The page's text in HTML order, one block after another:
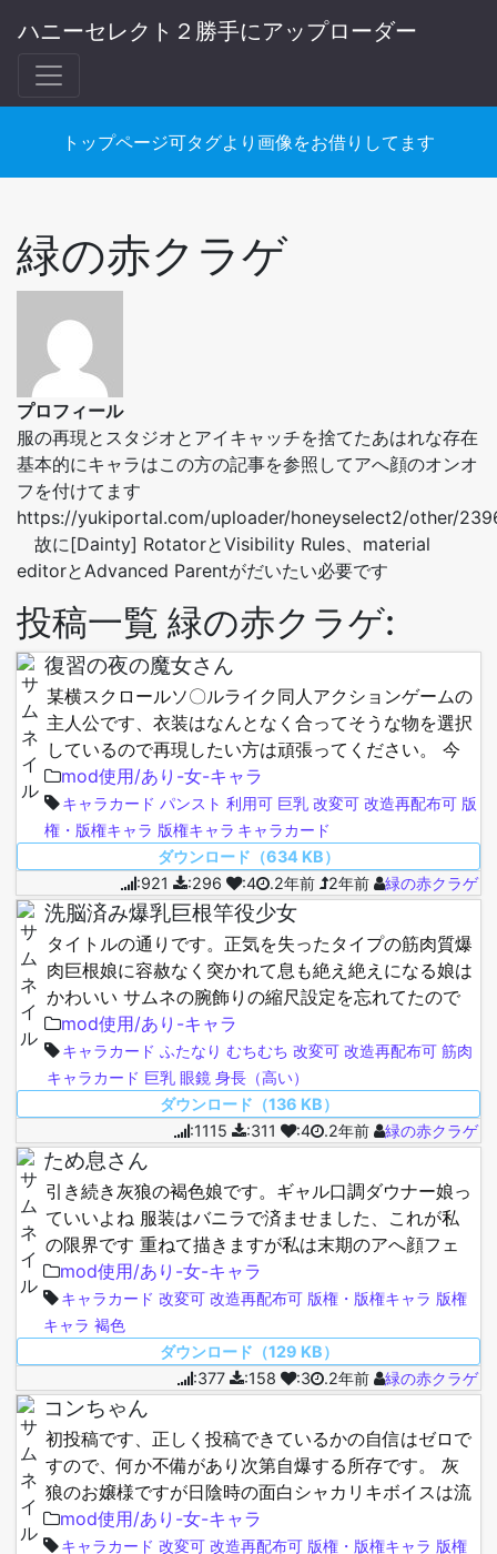
ハニーセレクト２勝手にアップローダー
トップページ可タグより画像をお借りしてます
緑の赤クラゲ
プロフィール
服の再現とスタジオとアイキャッチを捨てたあはれな存在
基本的にキャラはこの方の記事を参照してアへ顔のオンオ
フを付けてます
https://yukiportal.com/uploader/honeyselect2/other/
故に[Dainty] RotatorとVisibility Rules、material
editorとAdvanced Parentがだいたい必要です
投稿一覧 緑の赤クラゲ:
復習の夜の魔女さん
某横スクロールソ〇ルライク同人アクションゲームの
主人公です、衣装はなんとなく合ってそうな物を選択
しているので再現したい方は頑張ってください。 今
回の顔タイプはaquan様の[aq.type.12]を用いてま
す、必須です。…
mod使用/あり-女-キャラ
キャラカード パンスト 利用可 巨乳 改変可 改造再配布可 版
権・版権キャラ 版権キャラ キャラカード
ダウンロード（634 KB）
:921
:296 :4 .2年前 2年前 緑の赤クラゲ
洗脳済み爆乳巨根竿役少女
タイトルの通りです。正気を失ったタイプの筋肉質爆
肉巨根娘に容赦なく突かれて息も絶え絶えになる娘は
かわいい サムネの腕飾りの縮尺設定を忘れてたので
直しました(4/21 12:21) 例に漏れず手袋を外したらア
ヘるので、見…
mod使用/あり-キャラ
キャラカード ふたなり むちむち 改変可 改造再配布可 筋肉
キャラカード 巨乳 眼鏡 身長（高い）
ダウンロード（136 KB）
:1115
:311 :4 .2年前 緑の赤クラゲ
ため息さん
引き続き灰狼の褐色娘です。ギャル口調ダウナー娘っ
ていいよね 服装はバニラで済ませました、これが私
の限界です 重ねて描きますが私は末期のアへ顔フェ
チなので先駆者様のこの記事を参考にして、手袋を外
した途端にアへるようにしてあ…
mod使用/あり-女-キャラ
キャラカード 改変可 改造再配布可 版権・版権キャラ 版権
キャラ 褐色
ダウンロード（129 KB）
:377
:158 :3 .2年前 緑の赤クラゲ
コンちゃん
初投稿です、正しく投稿できているかの自信はゼロで
すので、何か不備があり次第自爆する所存です。 灰
狼のお嬢様ですが日陰時の面白シャカリキボイスは流
石に再現不能です、性格は弱気にしてあります ま
た、私は重度のアへ顔フェチなの…
mod使用/あり-女-キャラ
キャラカード 改変可 改造再配布可 版権・版権キャラ 版権